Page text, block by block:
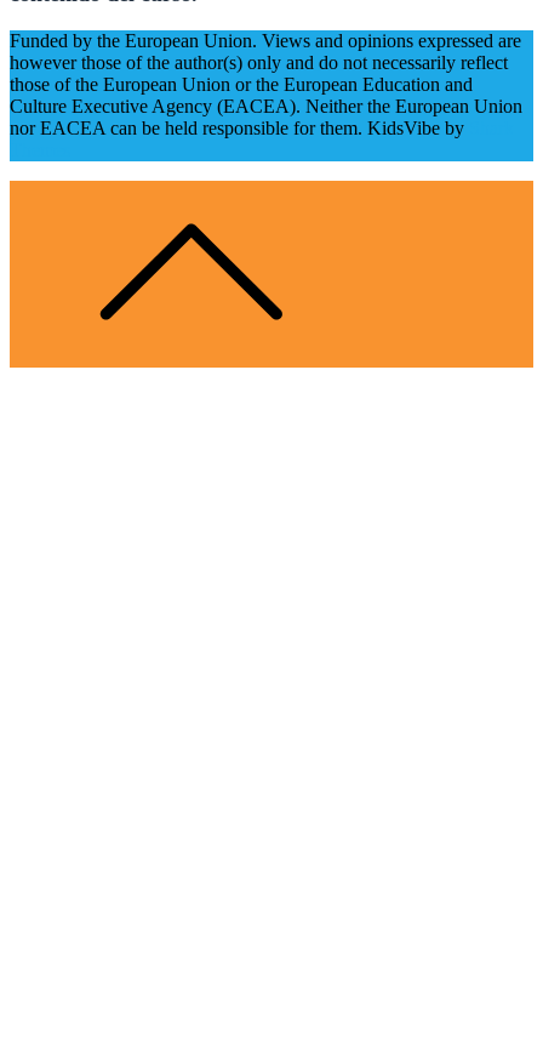
Funded by the European Union. Views and opinions expressed are
however those of the author(s) only and do not necessarily reflect
those of the European Union or the European Education and
Culture Executive Agency (EACEA). Neither the European Union
nor EACEA can be held responsible for them. KidsVibe by